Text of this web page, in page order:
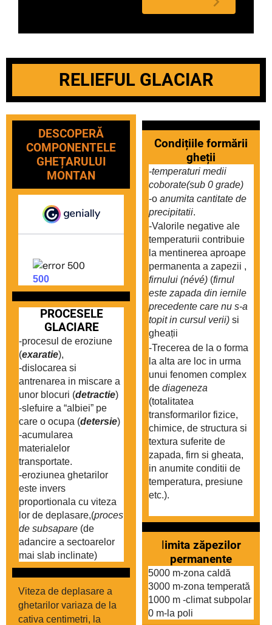
climatică.
RELIEFUL GLACIAR
DESCOPERĂ
COMPONENTELE
GHEȚARULUI
MONTAN
PROCESELE
GLACIARE
-procesul de eroziune
(exaratie),
-dislocarea si
antrenarea in miscare a
unor blocuri (detractie)
-slefuire a “albiei” pe
care o ocupa (detersie)
-acumularea
materialelor
transportate.
-eroziunea ghetarilor
este invers
proportionala cu viteza
lor de deplasare,(proces
de subsapare (de
adancire a sectoarelor
mai slab inclinate)
Viteza de deplasare a
ghetarilor variaza de la
cativa centimetri, la
Condițiile formării
gheții
-temperaturi medii
coborate(sub 0 grade)
-o anumita cantitate de
precipitatii.
-Valorile negative ale
temperaturii contribuie
la mentinerea aproape
firnului (névé) (firnul
este zapada din iernile
precedente care nu s-a
topit in cursul verii) si
gheații
-Trecerea de la o forma
la alta are loc in urma
unui fenomen complex
de diageneza
(totalitatea
transformarilor fizice,
chimice, de structura si
textura suferite de
zapada, firn si gheata,
in anumite conditii de
temperatura, presiune
etc.).
limita zăpezilor
permanente
5000 m-zona caldă
3000 m-zona temperată
1000 m -climat subpolar
0 m-la poli